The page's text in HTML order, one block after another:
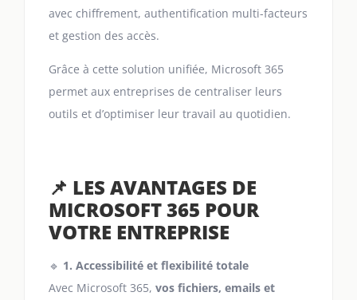
avec chiffrement, authentification multi-facteurs
et gestion des accès.
Grâce à cette solution unifiée, Microsoft 365
permet aux entreprises de centraliser leurs
outils et d’optimiser leur travail au quotidien.
📌 LES AVANTAGES DE
MICROSOFT 365 POUR
VOTRE ENTREPRISE
🔹 1. Accessibilité et flexibilité totale
Avec Microsoft 365, vos fichiers, emails et